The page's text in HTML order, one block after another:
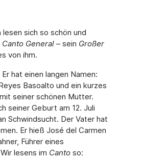
lesen sich so schön und
Canto General – sein Großer
von ihm.
hat einen langen Namen:
Basoalto und ein kurzes
seiner schönen Mutter.
seiner Geburt am 12. Juli
Schwindsucht. Der Vater hat
Er hieß José del Carmen
Führer eines
lesens im Canto so: